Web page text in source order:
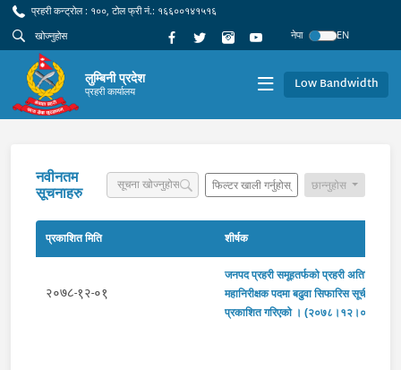
प्रहरी कन्ट्रोल : १००, टोल फ्री नं.: १६६००१४१५१६
नेपा
EN
लुम्बिनी प्रदेश
प्रहरी कार्यालय Low Bandwidth
नवीनतम
सूचनाहरु
फिल्टर खाली गर्नुहोस् छान्नुहोस
प्रकाशित मिति शीर्षक
२०७८-१२-०१
जनपद प्रहरी समूहतर्फको प्रहरी अतिरिक्त
महानिरीक्षक पदमा बढुवा सिफारिस सूची
प्रकाशित गरिएको । (२०७८।१२।०१)